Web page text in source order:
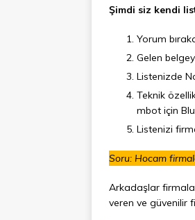
Şimdi siz kendi
Yorum
Gelen
Listenizde
Teknik
mbot için
Listenizi
Soru: Hocam
Arkadaşlar
veren ve güvenilir